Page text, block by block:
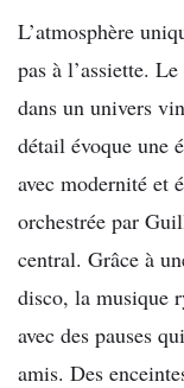
L’atmosphère
pas à l’assiette.
dans un univers
détail évoque une
avec modernité et
orchestrée par
central. Grâce à
disco, la musique
avec des pauses
amis. Des